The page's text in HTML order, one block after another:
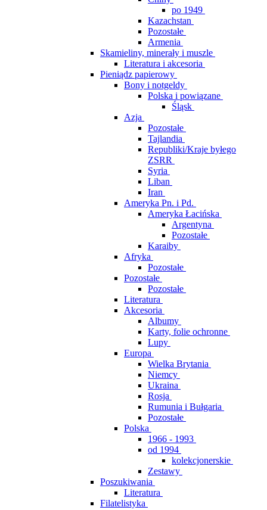
po 1949
Kazachstan
Pozostałe
Armenia
Skamieliny, minerały i muszle
Literatura i akcesoria
Pieniądz papierowy
Bony i notgeldy
Polska i powiązane
Śląsk
Azja
Pozostałe
Tajlandia
Republiki/Kraje byłego
ZSRR
Syria
Liban
Iran
Ameryka Pn. i Pd.
Ameryka Łacińska
Argentyna
Pozostałe
Karaiby
Afryka
Pozostałe
Pozostałe
Pozostałe
Literatura
Akcesoria
Albumy
Karty, folie ochronne
Lupy
Europa
Wielka Brytania
Niemcy
Ukraina
Rosja
Rumunia i Bułgaria
Pozostałe
Polska
1966 - 1993
od 1994
kolekcjonerskie
Zestawy
Poszukiwania
Literatura
Filatelistyka